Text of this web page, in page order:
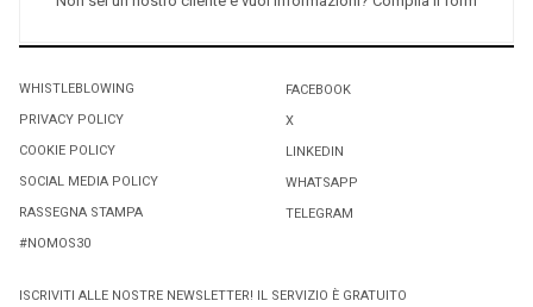
WHISTLEBLOWING
PRIVACY POLICY
COOKIE POLICY
SOCIAL MEDIA POLICY
RASSEGNA STAMPA
#NOMOS30
FACEBOOK
X
LINKEDIN
WHATSAPP
TELEGRAM
ISCRIVITI ALLE NOSTRE NEWSLETTER! IL SERVIZIO È GRATUITO